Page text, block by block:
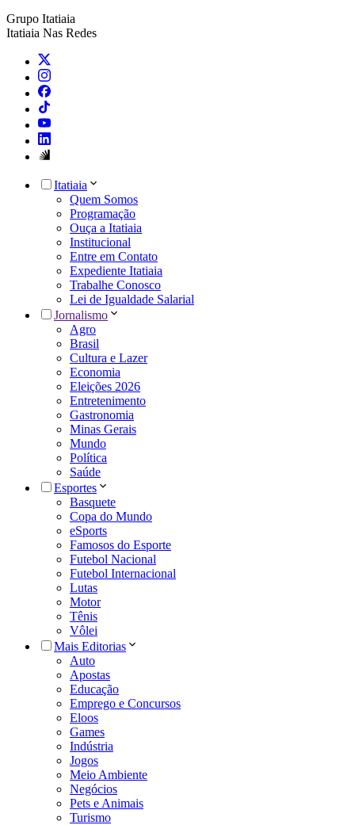
Grupo Itatiaia
Itatiaia Nas Redes
Itatiaia
Quem Somos
Programação
Ouça a Itatiaia
Institucional
Entre em Contato
Expediente Itatiaia
Trabalhe Conosco
Lei de Igualdade Salarial
Jornalismo
Agro
Brasil
Cultura e Lazer
Economia
Eleições 2026
Entretenimento
Gastronomia
Minas Gerais
Mundo
Política
Saúde
Esportes
Basquete
Copa do Mundo
eSports
Famosos do Esporte
Futebol Nacional
Futebol Internacional
Lutas
Motor
Tênis
Vôlei
Mais Editorias
Auto
Apostas
Educação
Emprego e Concursos
Eloos
Games
Indústria
Jogos
Meio Ambiente
Negócios
Pets e Animais
Turismo